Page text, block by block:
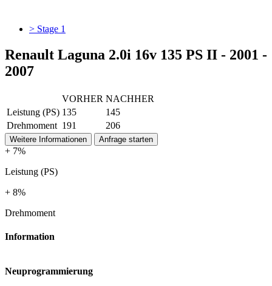
> Stage 1
Renault Laguna 2.0i 16v 135 PS II - 2001 -
2007
VORHER NACHHER
Leistung (PS) 135
145
Drehmoment 191 206
Weitere Informationen Anfrage starten
+ 7%
Leistung (PS)
+ 8%
Drehmoment
Information
Neuprogrammierung